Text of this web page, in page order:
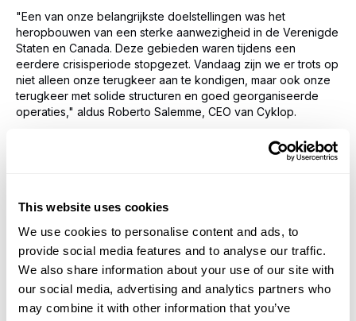
This website uses cookies
We use cookies to personalise content and ads, to
provide social media features and to analyse our traffic.
We also share information about your use of our site with
our social media, advertising and analytics partners who
may combine it with other information that you’ve
"Een van onze belangrijkste doelstellingen was het
heropbouwen van een sterke aanwezigheid in de Verenigde
Staten en Canada. Deze gebieden waren tijdens een
eerdere crisisperiode stopgezet. Vandaag zijn we er trots op
niet alleen onze terugkeer aan te kondigen, maar ook onze
terugkeer met solide structuren en goed georganiseerde
operaties," aldus Roberto Salemme, CEO van Cyklop.
organisch blijft groeien, blijven we ook zoeken naar kansen
"Polaris Systems past perfect bij de Cyklop-familie, omdat ze
een lange geschiedenis hebben, innovatieve mensen en
uitstekende relaties met hun klanten. Dat sluit aan bij onze
focus en waarden."
Cyklop International
Cyklop International is geworteld in geschiedenis en
gedreven door innovatie. Sinds 1912 zijn we toegewijd aan